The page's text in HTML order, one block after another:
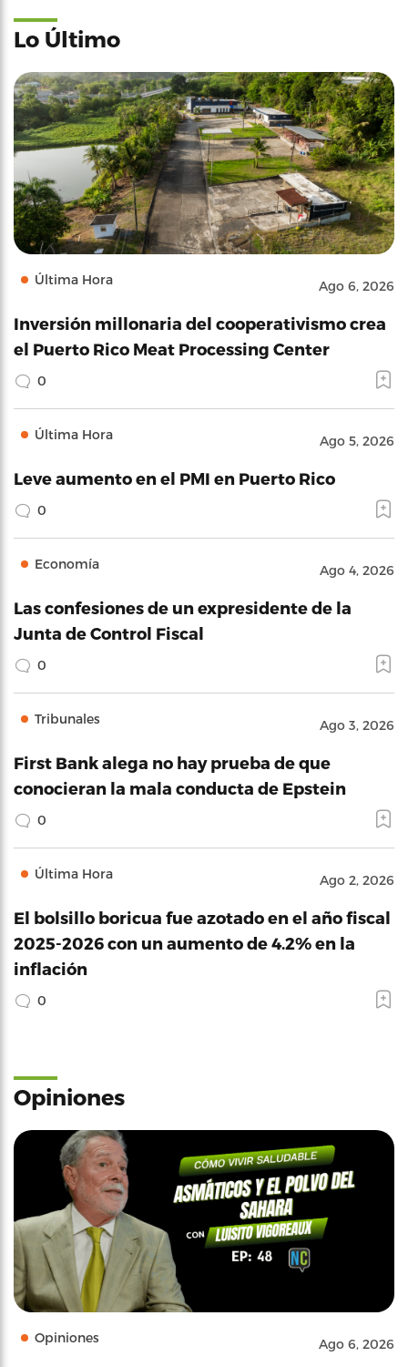
Lo Último
Última Hora Ago 6, 2026
Inversión millonaria del cooperativismo crea
el Puerto Rico Meat Processing Center
0
Última Hora Ago 5, 2026
Leve aumento en el PMI en Puerto Rico
0
Economía Ago 4, 2026
Las confesiones de un expresidente de la
Junta de Control Fiscal
0
Tribunales Ago 3, 2026
First Bank alega no hay prueba de que
conocieran la mala conducta de Epstein
0
Última Hora Ago 2, 2026
El bolsillo boricua fue azotado en el año fiscal
2025-2026 con un aumento de 4.2% en la
inflación
0
Opiniones
Opiniones Ago 6, 2026